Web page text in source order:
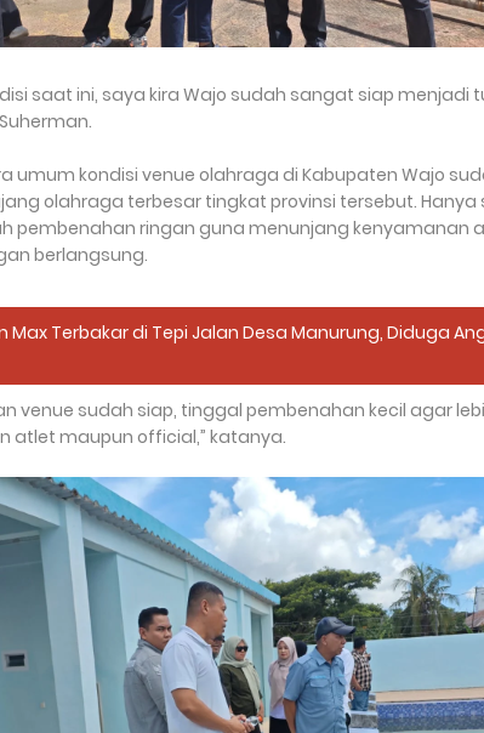
saat ini, saya kira Wajo sudah sangat siap menjadi
umum kondisi venue olahraga di Kabupaten Wajo
olahraga terbesar tingkat provinsi tersebut. Hanya
pembenahan ringan guna menunjang kenyamanan
berlangsung.
Max Terbakar di Tepi Jalan Desa Manurung, Diduga
venue sudah siap, tinggal pembenahan kecil agar
atlet maupun official,” katanya.